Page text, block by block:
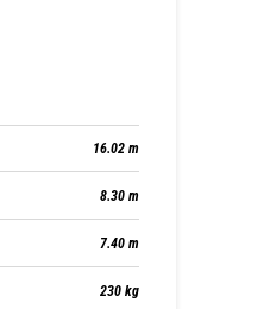
16.02 m
8.30 m
7.40 m
230 kg